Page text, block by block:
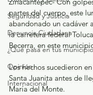
Seguridad y Justicia
Denuncia Ciudadana
¿Qué pasa en tus
Opinión
Internacional
partes del cuerpo, este
abandonado un cadáver
la carretera federal
Becerra, en este
Los hechos sucedieron
Santa Juanita antes de
María del Monte.